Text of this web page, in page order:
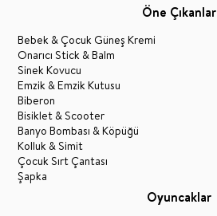
Öne Çıkanlar
Bebek & Çocuk Güneş Kremi
Onarıcı Stick & Balm
Sinek Kovucu
Emzik & Emzik Kutusu
Biberon
Bisiklet & Scooter
Banyo Bombası & Köpüğü
Kolluk & Simit
Çocuk Sırt Çantası
Şapka
Oyuncaklar